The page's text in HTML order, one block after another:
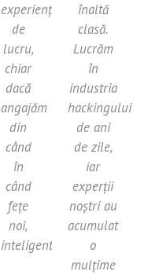
experiență
de
lucru,
chiar
dacă
angajăm
din
când
în
când
fețe
noi,
inteligente.
înaltă
clasă.
Lucrăm
în
industria
hackingului
de ani
de zile,
iar
experții
noștri au
acumulat
o
mulțime